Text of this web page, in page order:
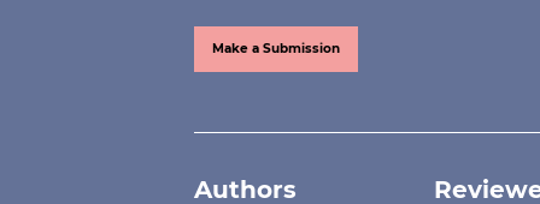
Make a Submission
Authors